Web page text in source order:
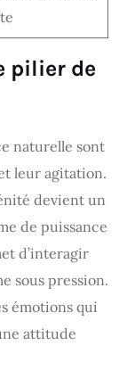
pilier de
naturelle sont
leur agitation.
devient un
de puissance
d’interagir
sous pression.
émotions qui
attitude